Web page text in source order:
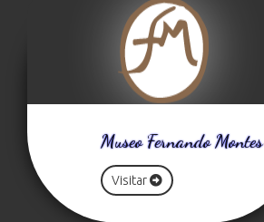
Museo Fernando Montes
Visitar